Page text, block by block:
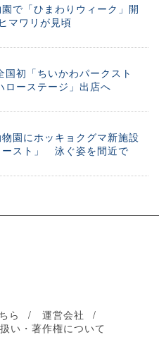
園で「ひまわりウィーク」開
マワリが見頃
国初「ちいかわパークスト
ローステージ」出店へ
物園にホッキョクグマ新施設
ースト」 泳ぐ姿を間近で
ら
運営会社
い・著作権について